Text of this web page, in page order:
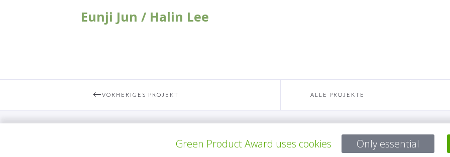
Eunji Jun / Halin Lee
VORHERIGES PROJEKT ALLE PROJEKTE
Bei Fragen:
Green Product Award uses cookies Only essential